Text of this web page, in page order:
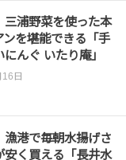
三浦野菜を使った本
ンを堪能できる「手
んぐ いたり庵」
日
漁港で毎朝水揚げさ
安く買える「長井水